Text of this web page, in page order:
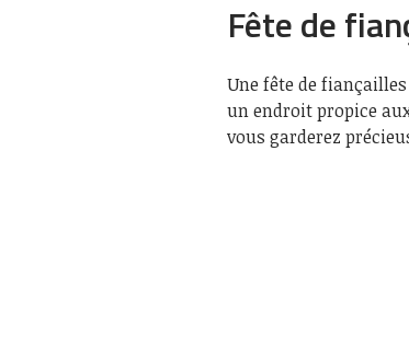
Fête de
Une fête de
un endroit propice
vous garderez